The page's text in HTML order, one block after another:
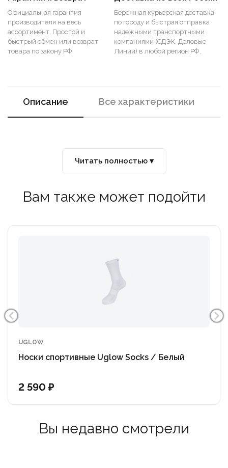
Официальная гарантия
производителя на весь
ассортимент. Простой и
быстрый обмен или возврат
товара по закону РФ.
Бережная курьерская доставка
по городу и быстрая отправка
надежными транспортными
компаниями (СДЭК, Деловые
Линии) в любой регион РФ.
Описание Все характеристики
Читать полностью ▾
Вам также может подойти
UGLOW
Носки спортивные Uglow Socks / Белый
2 590 ₽
Вы недавно смотрели